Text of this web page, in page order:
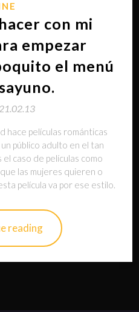
con mi
empezar
el menú
21.02.13
hace películas románticas
público adulto en el tan
el caso de películas como
las mujeres quieren o
película va por ese estilo.
reading